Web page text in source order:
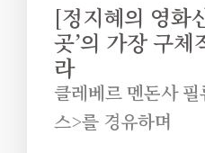
‍[정지혜의 영화
곳’의 가장 구
라
클레베르 멘돈사
스>를 경유하며